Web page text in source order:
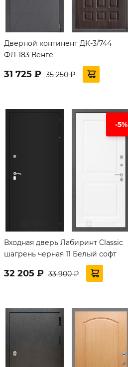
Дверной континент ДК-3/744
ФЛ-183 Венге
31 725 ₽ 35 250 ₽
-5%
Входная дверь Лабиринт Classic
шагрень черная 11 Белый софт
32 205 ₽ 33 900 ₽